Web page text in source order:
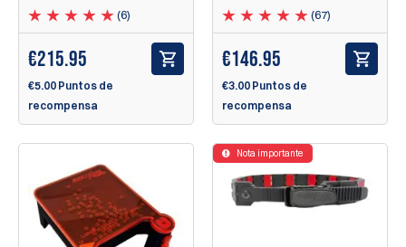
(6)
€215.95
€5.00 Puntos de
recompensa
(67)
€146.95
€3.00 Puntos de
recompensa
Nota importante